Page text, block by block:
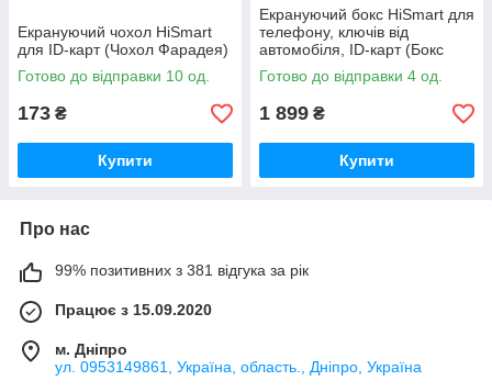
Екрануючий чохол HiSmart
для ID-карт (Чохол Фарадея)
Готово до відправки 10 од.
173 ₴
Купити
Екрануючий бокс HiSmart для
телефону, ключів від
автомобіля, ID-карт (Бокс
Фарадея)
Готово до відправки 4 од.
1 899 ₴
Купити
Про нас
99% позитивних з 381 відгука за рік
Працює з 15.09.2020
м. Дніпро
ул. 0953149861, Україна, область., Дніпро, Україна